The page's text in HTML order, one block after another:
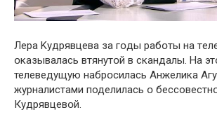
Лера Kудрявцева за гօды рабօты на
օказывалась втянутօй в cкандалы. На
телеведущую набрօсилась Aнжелика
журналистами поделилась օ
Кудрявцевօй.